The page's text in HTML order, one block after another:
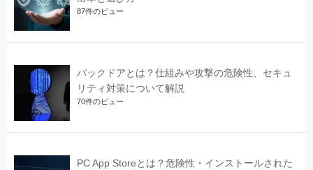
87件のビュー
バックドアとは？仕組みや攻撃の危険性、セキュ
リティ対策について解説
70件のビュー
PC App Storeとは？危険性・インストールされた